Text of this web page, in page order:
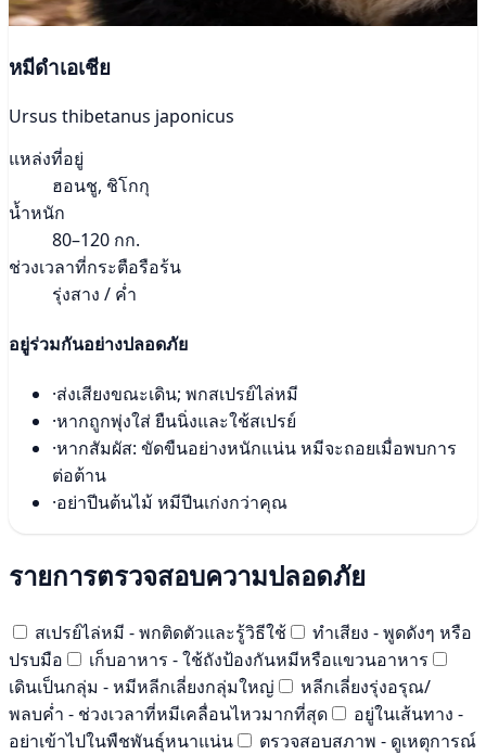
หมีดำเอเชีย
Ursus thibetanus japonicus
แหล่งที่อยู่
ฮอนชู, ชิโกกุ
น้ำหนัก
80–120 กก.
ช่วงเวลาที่กระตือรือร้น
รุ่งสาง / ค่ำ
อยู่ร่วมกันอย่างปลอดภัย
·ส่งเสียงขณะเดิน; พกสเปรย์ไล่หมี
·หากถูกพุ่งใส่ ยืนนิ่งและใช้สเปรย์
·หากสัมผัส: ขัดขืนอย่างหนักแน่น หมีจะถอยเมื่อพบการ
ต่อต้าน
·อย่าปีนต้นไม้ หมีปีนเก่งกว่าคุณ
รายการตรวจสอบความปลอดภัย
สเปรย์ไล่หมี - พกติดตัวและรู้วิธีใช้
ทำเสียง - พูดดังๆ หรือ
ปรบมือ
เก็บอาหาร - ใช้ถังป้องกันหมีหรือแขวนอาหาร
เดินเป็นกลุ่ม - หมีหลีกเลี่ยงกลุ่มใหญ่
หลีกเลี่ยงรุ่งอรุณ/
พลบค่ำ - ช่วงเวลาที่หมีเคลื่อนไหวมากที่สุด
อยู่ในเส้นทาง -
อย่าเข้าไปในพืชพันธุ์หนาแน่น
ตรวจสอบสภาพ - ดูเหตุการณ์